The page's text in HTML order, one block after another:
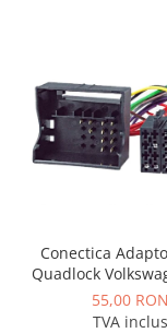
Conectica
Quadlock
ISOVW
55,00 RON
TVA inclus